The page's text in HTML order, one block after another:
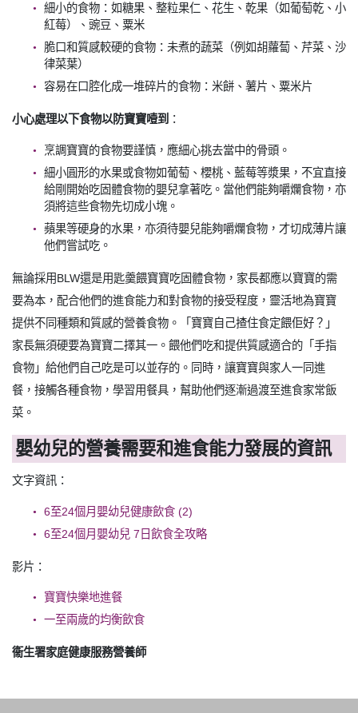
細小的食物：如糖果、整粒果仁、花生、乾果（如葡萄乾、小
紅莓）、豌豆、粟米
脆口和質感較硬的食物：未煮的蔬菜（例如胡蘿蔔、芹菜、沙
律菜葉）
容易在口腔化成一堆碎片的食物：米餅、薯片、粟米片
小心處理以下食物以防寶寶噎到 ：
烹調寶寶的食物要謹慎，應細心挑去當中的骨頭。
細小圓形的水果或食物如葡萄、櫻桃、藍莓等漿果，不宜直接
給剛開始吃固體食物的嬰兒拿著吃。當他們能夠嚼爛食物，亦
須將這些食物先切成小塊。
蘋果等硬身的水果，亦須待嬰兒能夠嚼爛食物，才切成薄片讓
他們嘗試吃。
無論採用BLW還是用匙羹餵寶寶吃固體食物，家長都應以寶寶的需
要為本，配合他們的進食能力和對食物的接受程度，靈活地為寶寶
提供不同種類和質感的營養食物。「寶寶自己揸住食定餵佢好？」
家長無須硬要為寶寶二擇其一。餵他們吃和提供質感適合的「手指
食物」給他們自己吃是可以並存的。同時，讓寶寶與家人一同進
餐，接觸各種食物，學習用餐具，幫助他們逐漸過渡至進食家常飯
菜。
嬰幼兒的營養需要和進食能力發展的資訊
文字資訊：
6至24個月嬰幼兒健康飲食 (2)
6至24個月嬰幼兒 7日飲食全攻略
影片：
寶寶快樂地進餐
一至兩歲的均衡飲食
衞生署家庭健康服務營養師